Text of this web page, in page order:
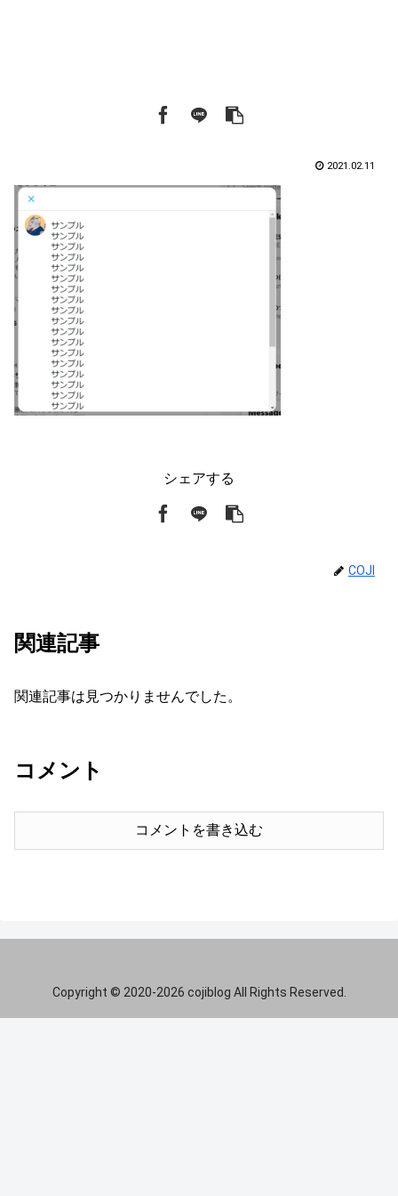
2021.02.11
シェアする
COJI
関連記事
関連記事は見つかりませんでした。
コメント
コメントを書き込む
Copyright © 2020-2026 cojiblog All Rights Reserved.